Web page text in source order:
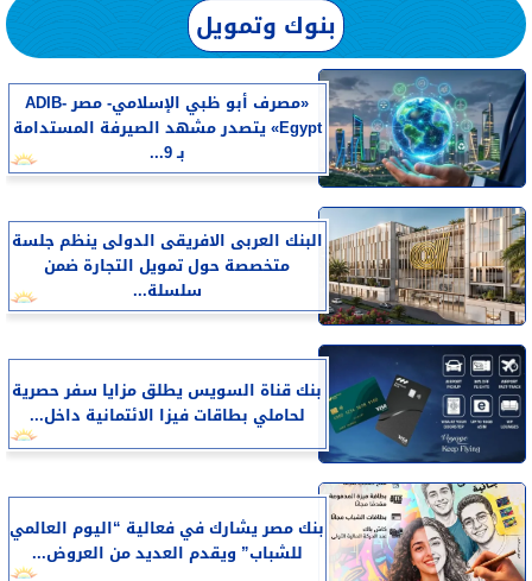
بنوك وتمويل
«مصرف أبو ظبي الإسلامي- مصر ADIB-
Egypt» يتصدر مشهد الصيرفة المستدامة
بـ 9...
البنك العربى الافريقى الدولى ينظم جلسة
متخصصة حول تمويل التجارة ضمن
سلسلة...
بنك قناة السويس يطلق مزايا سفر حصرية
لحاملي بطاقات فيزا الائتمانية داخل...
بنك مصر يشارك في فعالية “اليوم العالمي
للشباب” ويقدم العديد من العروض...